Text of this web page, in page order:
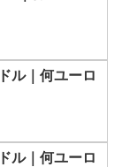
ル｜何ユーロ
ル｜何ユーロ